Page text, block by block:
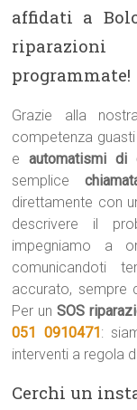
affidati a
programmate!
Grazie alla
competenza
eautomatismi di
semplice
direttamente con
descrivere il
impegniamo a
comunicandoti
accurato, sempre
Per unSOS
051 0910471:
interventi a regola
Cerchi un